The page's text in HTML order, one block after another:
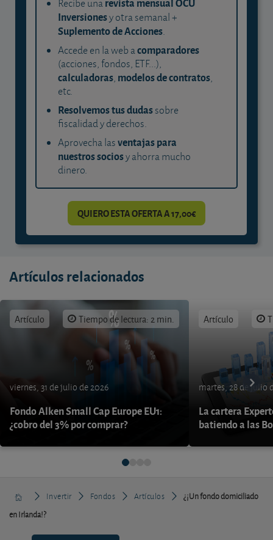
Recibe una
Inversionesy otra semanal +
Suplemento de Acciones.
Accede en la web acomparadores
(acciones, fondos, ETF...),
calculadoras, modelos de contratos,
etc.
Resolvemos tus dudassobre
fiscalidad y derechos.
Aprovecha lasventajas para
nuestros sociosy ahorra mucho
dinero.
QUIERO ESTA OFERTA A 17,00€
Artículos relacionados
Artículo Tiempo de lectura: 2 min.
viernes, 31 de julio de 2026
Fondo Alken Small Cap Europe EU1:
¿cobro del 3% por comprar?
Artículo
martes, 28 de julio
La cartera
batiendo a las
Invertir Fondos Artículos
¿¡Un fondo domiciliado
en Irlanda!?